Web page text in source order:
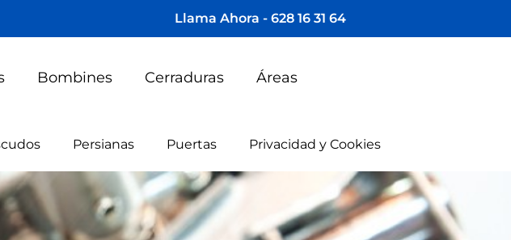
Llama Ahora - 628 16 31 64
Bombines Cerraduras Áreas
Persianas Puertas Privacidad y Cookies